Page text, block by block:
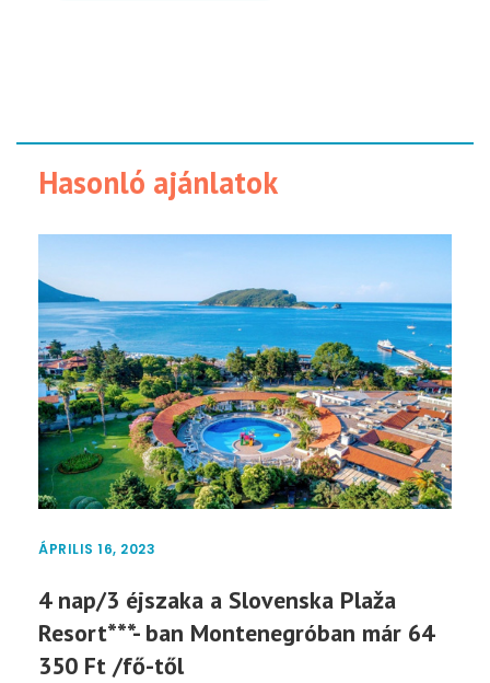
Hasonló ajánlatok
ÁPRILIS 16, 2023
4 nap/3 éjszaka a Slovenska Plaža
Resort***- ban Montenegróban már 64
350 Ft /fő-től